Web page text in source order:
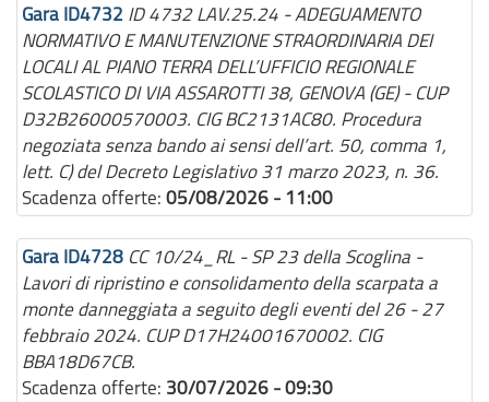
Gara ID4732 ID 4732 LAV.25.24 - ADEGUAMENTO
NORMATIVO E MANUTENZIONE STRAORDINARIA DEI
LOCALI AL PIANO TERRA DELL’UFFICIO REGIONALE
SCOLASTICO DI VIA ASSAROTTI 38, GENOVA (GE) - CUP
D32B26000570003. CIG BC2131AC80. Procedura
negoziata senza bando ai sensi dell’art. 50, comma 1,
lett. C) del Decreto Legislativo 31 marzo 2023, n. 36.
Scadenza offerte: 05/08/2026 - 11:00
Gara ID4728 CC 10/24_RL - SP 23 della Scoglina -
Lavori di ripristino e consolidamento della scarpata a
monte danneggiata a seguito degli eventi del 26 - 27
febbraio 2024. CUP D17H24001670002. CIG
BBA18D67CB.
Scadenza offerte: 30/07/2026 - 09:30